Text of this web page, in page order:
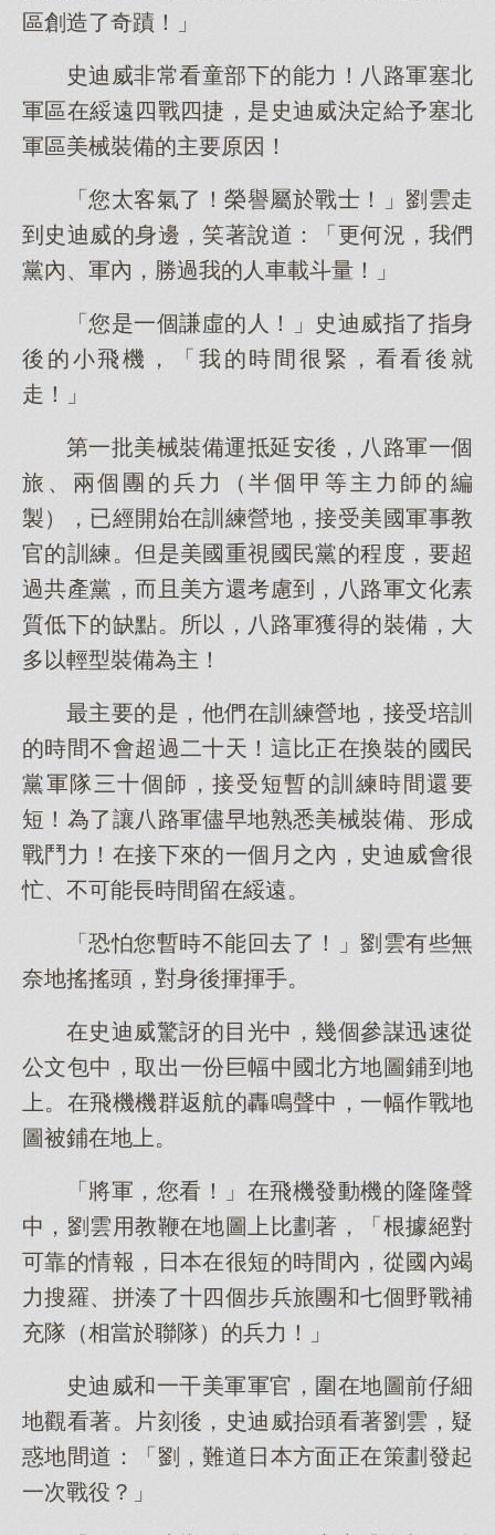
區創造了奇蹟！」
史迪威非常看童部下的能力！八路軍塞北
軍區在綏遠四戰四捷，是史迪威決定給予塞北
軍區美械裝備的主要原因！
「您太客氣了！榮譽屬於戰士！」劉雲走
到史迪威的身邊，笑著說道：「更何況，我們
黨內、軍內，勝過我的人車載斗量！」
「您是一個謙虛的人！」史迪威指了指身
後的小飛機，「我的時間很緊，看看後就
走！」
第一批美械裝備運抵延安後，八路軍一個
旅、兩個團的兵力（半個甲等主力師的編
製），已經開始在訓練營地，接受美國軍事教
官的訓練。但是美國重視國民黨的程度，要超
過共產黨，而且美方還考慮到，八路軍文化素
質低下的缺點。所以，八路軍獲得的裝備，大
多以輕型裝備為主！
最主要的是，他們在訓練營地，接受培訓
的時間不會超過二十天！這比正在換裝的國民
黨軍隊三十個師，接受短暫的訓練時間還要
短！為了讓八路軍儘早地熟悉美械裝備、形成
戰鬥力！在接下來的一個月之內，史迪威會很
忙、不可能長時間留在綏遠。
「恐怕您暫時不能回去了！」劉雲有些無
奈地搖搖頭，對身後揮揮手。
在史迪威驚訝的目光中，幾個參謀迅速從
公文包中，取出一份巨幅中國北方地圖鋪到地
上。在飛機機群返航的轟鳴聲中，一幅作戰地
圖被鋪在地上。
「將軍，您看！」在飛機發動機的隆隆聲
中，劉雲用教鞭在地圖上比劃著，「根據絕對
可靠的情報，日本在很短的時間內，從國內竭
力搜羅、拼湊了十四個步兵旅團和七個野戰補
充隊（相當於聯隊）的兵力！」
史迪威和一干美軍軍官，圍在地圖前仔細
地觀看著。片刻後，史迪威抬頭看著劉雲，疑
惑地間道：「劉，難道日本方面正在策劃發起
一次戰役？」